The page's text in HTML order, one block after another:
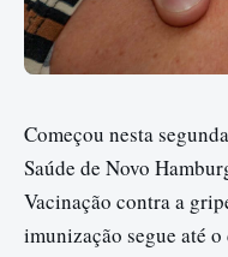
Começou nesta
Saúde de Novo
Vacinação contra a
imunização segue até o